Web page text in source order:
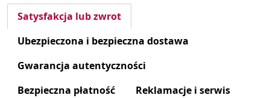
Satysfakcja lub zwrot
Ubezpieczona i bezpieczna dostawa
Gwarancja autentyczności
Bezpieczna płatność
Reklamacje i serwis